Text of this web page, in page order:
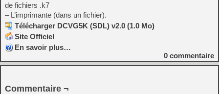
de fichiers .k7
– L’imprimante (dans un fichier).
Télécharger DCVG5K (SDL) v2.0 (1.0 Mo)
Site Officiel
En savoir plus…
0 commentaire
Commentaire ¬